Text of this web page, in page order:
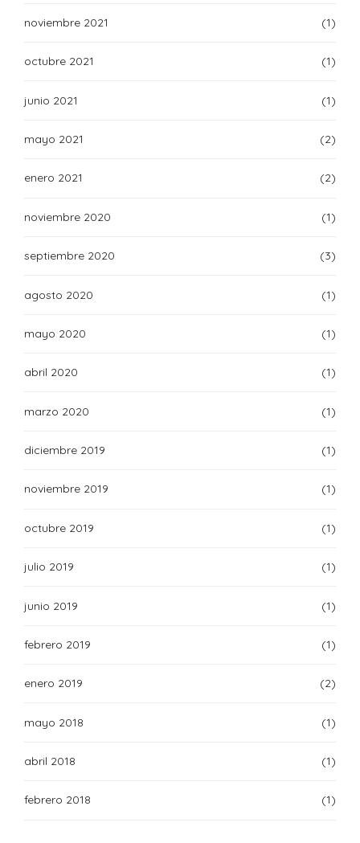
noviembre 2021 (1)
octubre 2021 (1)
junio 2021 (1)
mayo 2021 (2)
enero 2021 (2)
noviembre 2020 (1)
septiembre 2020 (3)
agosto 2020 (1)
mayo 2020 (1)
abril 2020 (1)
marzo 2020 (1)
diciembre 2019 (1)
noviembre 2019 (1)
octubre 2019 (1)
julio 2019 (1)
junio 2019 (1)
febrero 2019 (1)
enero 2019 (2)
mayo 2018 (1)
abril 2018 (1)
febrero 2018 (1)